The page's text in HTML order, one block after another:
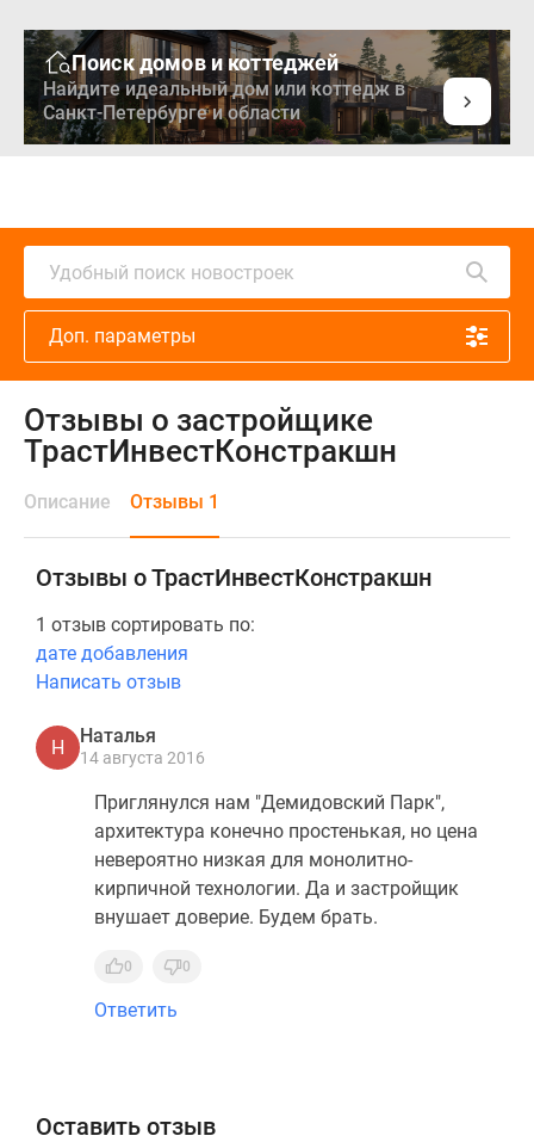
Поиск домов и коттеджей
Найдите идеальный дом или коттедж в
Санкт-Петербурге и области
Удобный поиск новостроек
Доп. параметры
Отзывы о застройщике
ТрастИнвестКонстракшн
Описание Отзывы 1
Отзывы о ТрастИнвестКонстракшн
1 отзыв сортировать по:
дате добавления
Написать отзыв
Н
Наталья
14 августа 2016
Приглянулся нам "Демидовский Парк",
архитектура конечно простенькая, но цена
невероятно низкая для монолитно-
кирпичной технологии. Да и застройщик
внушает доверие. Будем брать.
0 0
Ответить
Оставить отзыв